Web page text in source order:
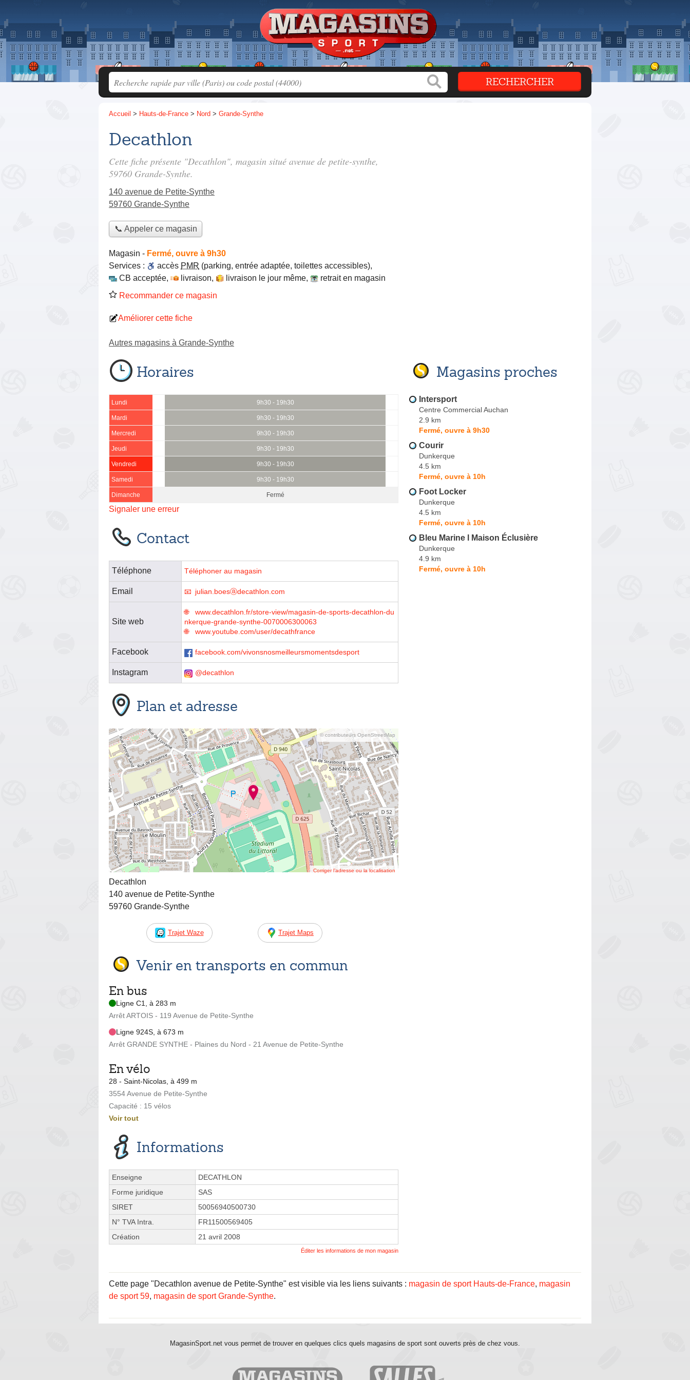
Accueil > Hauts-de-France > Nord > Grande-Synthe
Decathlon
Cette fiche présente "Decathlon", magasin situé avenue de petite-synthe,
59760 Grande-Synthe.
140 avenue de Petite-Synthe
59760 Grande-Synthe
📞 Appeler ce magasin
Magasin - Fermé, ouvre à 9h30
Services :
accès PMR (parking, entrée adaptée, toilettes accessibles),
CB acceptée, livraison, livraison le jour même,
retrait en magasin
Recommander ce magasin
Améliorer cette fiche
Autres magasins à Grande-Synthe
Horaires
Lundi 9h30 - 19h30
Mardi 9h30 - 19h30
Mercredi 9h30 - 19h30
Jeudi 9h30 - 19h30
Vendredi 9h30 - 19h30
Samedi 9h30 - 19h30
Dimanche Fermé
Signaler une erreur
Contact
Téléphone Téléphoner au magasin
Email julian.boesⓐdecathlon.com
Site web
www.decathlon.fr/store-view/magasin-de-sports-decathlon-du
nkerque-grande-synthe-0070006300063
www.youtube.com/user/decathfrance
Facebook facebook.com/vivonsnosmeilleursmomentsdesport
Instagram @decathlon
Plan et adresse
© contributeurs OpenStreetMap
Corriger l’adresse ou la localisation
Decathlon
140 avenue de Petite-Synthe
59760 Grande-Synthe
Trajet Waze Trajet Maps
Venir en transports en commun
En bus
Ligne C1, à 283 m
Arrêt ARTOIS - 119 Avenue de Petite-Synthe
Ligne 924S, à 673 m
Arrêt GRANDE SYNTHE - Plaines du Nord - 21 Avenue de Petite-Synthe
En vélo
28 - Saint-Nicolas, à 499 m
3554 Avenue de Petite-Synthe
Capacité : 15 vélos
Voir tout
Informations
Enseigne
DECATHLON
Forme juridique
SAS
SIRET
50056940500730
N° TVA Intra.
FR11500569405
Création
21 avril 2008
Éditer les informations de mon magasin
Magasins proches
Intersport
Centre Commercial Auchan
2.9 km
Fermé, ouvre à 9h30
Courir
Dunkerque
4.5 km
Fermé, ouvre à 10h
Foot Locker
Dunkerque
4.5 km
Fermé, ouvre à 10h
Bleu Marine l Maison Éclusière
Dunkerque
4.9 km
Fermé, ouvre à 10h
Cette page "Decathlon avenue de Petite-Synthe" est visible via les liens suivants : magasin de sport Hauts-de-France, magasin
de sport 59, magasin de sport Grande-Synthe.
MagasinSport.net vous permet de trouver en quelques clics quels magasins de sport sont ouverts près de chez vous.